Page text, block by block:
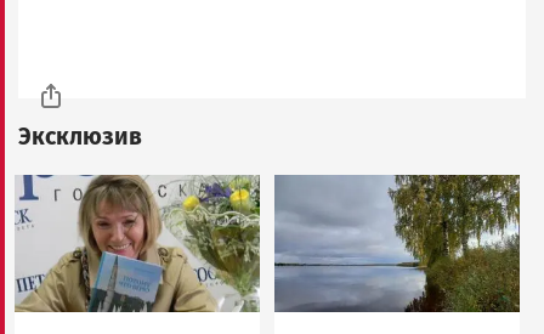
Эксклюзив
Image